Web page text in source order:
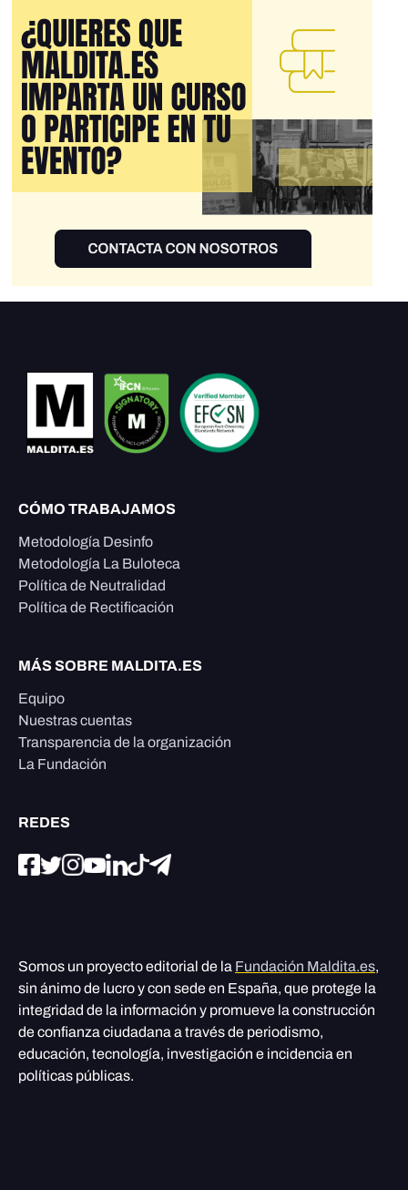
CÓMO TRABAJAMOS
Metodología Desinfo
Metodología La Buloteca
Política de Neutralidad
Política de Rectificación
MÁS SOBRE MALDITA.ES
Equipo
Nuestras cuentas
Transparencia de la organización
La Fundación
REDES
Somos un proyecto editorial de la Fundación Maldita.es,
sin ánimo de lucro y con sede en España, que protege la
integridad de la información y promueve la construcción
de confianza ciudadana a través de periodismo,
educación, tecnología, investigación e incidencia en
políticas públicas.